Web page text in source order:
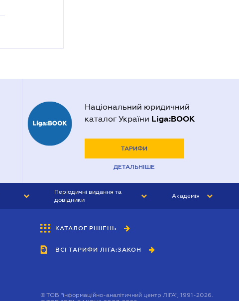
Національний юридичний
каталог України Liga:BOOK
ТАРИФИ
ДЕТАЛЬНІШЕ
Періодичні видання та
довідники
БУХГАЛТЕР&ЗАКОН
ВІСНИК МСФЗ
Академія
КАТАЛОГ РІШЕНЬ
ВСІ ТАРИФИ ЛІГА:ЗАКОН
©ТОВ "інформаційно-аналітичний центр ЛІГА", 1991-2026.